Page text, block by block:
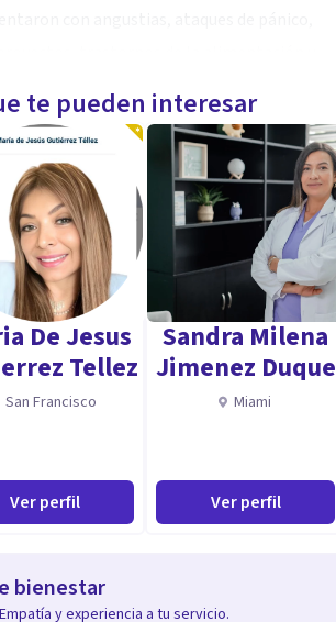
trastornos de la alimentación y
dudas sobre la identidad de género.
a continuar permanentemente mi
una solución standard.
a escucharla, para trabajar juntos en ese
por la palabra, puesto que los síntomas
te pueden interesar
De Jesus
Tellez
San Francisco
Ver perfil
Sandra Milena
Jimenez Duque
Miami
Ver perfil
bienestar
y experiencia a tu servicio.